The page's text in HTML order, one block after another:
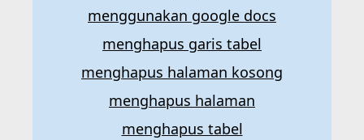
menggunakan google docs
menghapus garis tabel
menghapus halaman kosong
menghapus halaman
menghapus tabel